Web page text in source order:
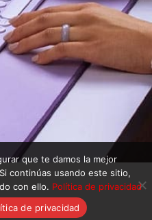
que te damos la mejor
continúas usando este sitio,
con ello. Política de privacidad
de privacidad